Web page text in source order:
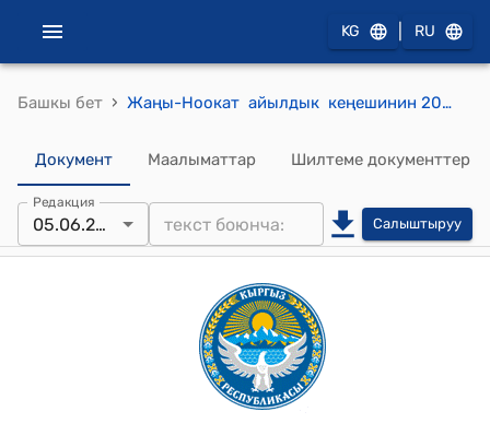
KG RU
Башкы бет › Жаңы-Ноокат айылдык кеңешинин 2023-жылдын 5-июну № 21 "Жаңы-Ноокат айыл өкмөтүнүн 2023-жылдын 02-июнундагы № 191 сандуу катынын негизинде, Жаңы-Ноокат айылынын тургуну Махмудов Хусанжура Комиловичке тиешелүү 1200.0 чарчы метр турак-жай багытындагы жер тилкесинин ичинен 42.77 чарчы метр жер аянттын багытын өзгөртүү жөнүндө" токтому
Документ Маалыматтар Шилтеме документтер
Редакция
05.06.2023 Салыштыруу